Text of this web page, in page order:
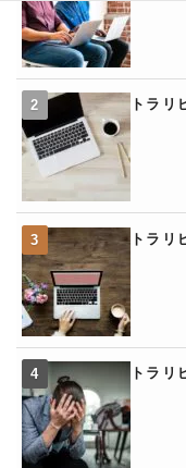
トラリ
トラリ
トラリ